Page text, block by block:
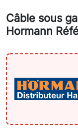
Câble sous
Hormann